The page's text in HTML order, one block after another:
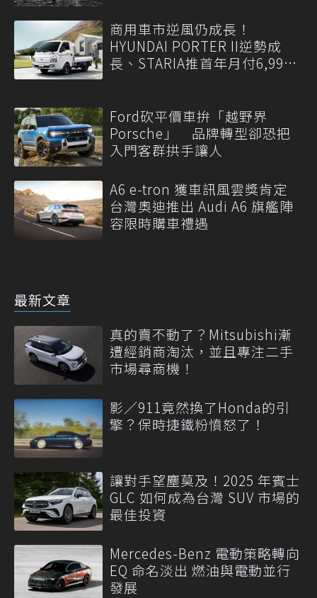
商用車市逆風仍成長！
HYUNDAI PORTER II逆勢成
長、STARIA推首年月付6,999
Ford砍平價車拚「越野界
Porsche」 品牌轉型卻恐把
入門客群拱手讓人
A6 e-tron 獲車訊風雲獎肯定
台灣奧迪推出 Audi A6 旗艦陣
容限時購車禮遇
最新文章
真的賣不動了？Mitsubishi漸
遭經銷商淘汰，並且專注二手
市場尋商機！
影／911竟然換了Honda的引
擎？保時捷鐵粉憤怒了！
讓對手望塵莫及！2025 年賓士
GLC 如何成為台灣 SUV 市場的
最佳投資
Mercedes-Benz 電動策略轉向
EQ 命名淡出 燃油與電動並行
發展